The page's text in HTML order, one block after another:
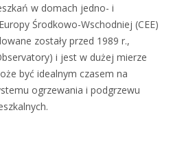
w domach jedno- i
Środkowo-Wschodniej (CEE)
zostały przed 1989 r.,
i jest w dużej mierze
być idealnym czasem na
ogrzewania i podgrzewu